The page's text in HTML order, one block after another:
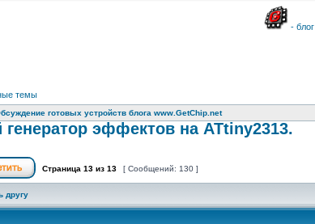
- блог
темы
готовых устройств блога www.GetChip.net
генератор эффектов на ATtiny2313.
Страница 13 из 13 [ Сообщений: 130 ]
другу